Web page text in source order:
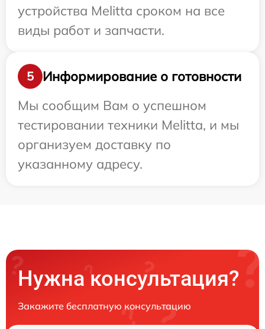
устройства Melitta сроком на все
виды работ и запчасти.
5
Информирование о готовности
Мы сообщим Вам о успешном
тестировании техники Melitta, и мы
организуем доставку по
указанному адресу.
Нужна консультация?
Закажите бесплатную консультацию